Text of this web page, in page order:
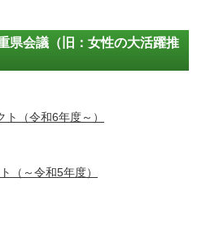
県会議（旧：女性の大活躍推
（令和6年度～）
（～令和5年度）